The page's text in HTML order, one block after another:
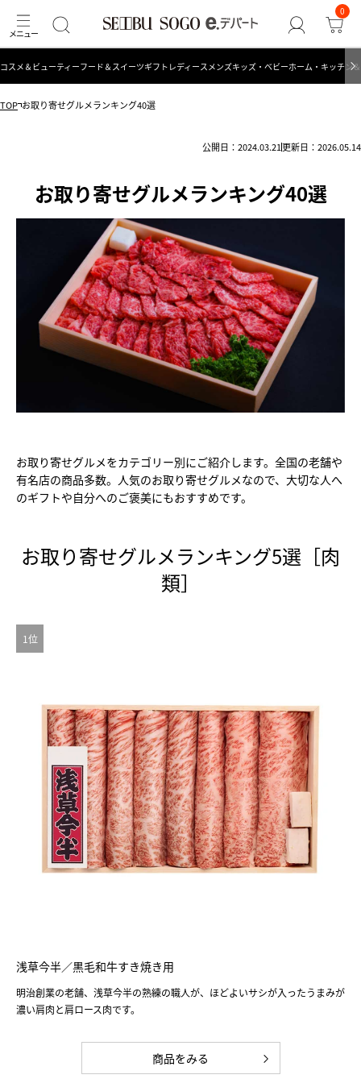
0
コスメ＆ビューティーフード＆スイーツギフト レディース メンズキッズ・ベビーホーム・キッチン
TOP お取り寄せグルメランキング40選
公開日：2024.03.21更新日：2026.05.14
お取り寄せグルメランキング40選
お取り寄せグルメをカテゴリー別にご紹介します。全国の老舗や
有名店の商品多数。人気のお取り寄せグルメなので、大切な人へ
のギフトや自分へのご褒美にもおすすめです。
お取り寄せグルメランキング5選［肉
類］
1位
浅草今半／黒毛和牛すき焼き用
明治創業の老舗、浅草今半の熟練の職人が、ほどよいサシが入ったうまみが
濃い肩肉と肩ロース肉です。
商品をみる